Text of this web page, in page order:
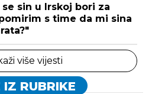
sin u Irskoj bori za
s time da mi sina
više vijesti
IZ RUBRIKE